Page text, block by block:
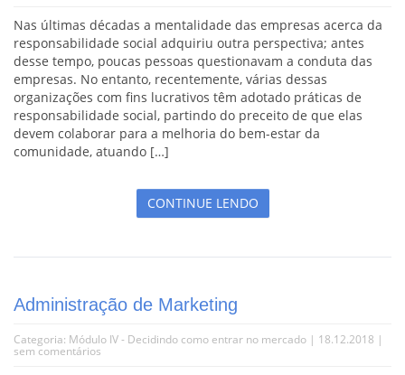
Nas últimas décadas a mentalidade das empresas acerca da
responsabilidade social adquiriu outra perspectiva; antes
desse tempo, poucas pessoas questionavam a conduta das
empresas. No entanto, recentemente, várias dessas
organizações com fins lucrativos têm adotado práticas de
responsabilidade social, partindo do preceito de que elas
devem colaborar para a melhoria do bem-estar da
comunidade, atuando […]
CONTINUE LENDO
Administração de Marketing
Categoria: Módulo IV - Decidindo como entrar no mercado | 18.12.2018 |
sem comentários